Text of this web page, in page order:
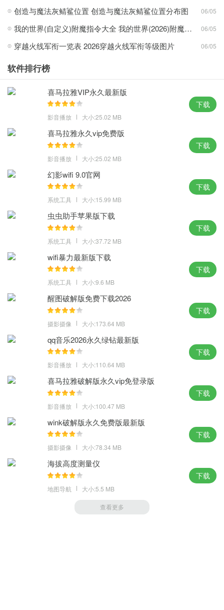
家超快速的上网体验。
浏览一点重现。
uc浏览器优势：
1、开发了许多实用而有趣的功能，设置下载和截图目录功能与下发
2、拥有界面简洁浏览速度快等功能，支持无痕浏览，根据你的兴
的交互未来。
4、云端智能压缩数据，全球速度最快的多屏浏览器，完美地继承了
UC的优秀品质和快速浏览经验。
小编点评：
在uc浏览器电脑版下载的收藏夹中有自己平时经常使用的网页，不
需要再重新输入网址，一键就能打开网页进行浏览了。
创造与魔法灰鲭鲨位置 创造与魔法灰鲭鲨位置分布图 06/05
我的世界(自定义)附魔指令大全 我的世界(2026)附魔指令代码大全 06/05
穿越火线军衔一览表 2026穿越火线军衔等级图片 06/05
软件排行榜
喜马拉雅VIP永久最新版
影音播放 大小:25.02 MB
下载
喜马拉雅永久vip免费版
影音播放 大小:25.02 MB
下载
幻影wifi 9.0官网
系统工具 大小:15.99 MB
下载
虫虫助手苹果版下载
系统工具 大小:37.72 MB
下载
wifi暴力最新版下载
系统工具 大小:9.6 MB
下载
醒图破解版免费下载2026
摄影摄像 大小:173.64 MB
下载
qq音乐2026永久绿钻最新版
影音播放 大小:110.64 MB
下载
喜马拉雅破解版永久vip免登录版
影音播放 大小:100.47 MB
下载
wink破解版永久免费版最新版
摄影摄像 大小:78.34 MB
下载
海拔高度测量仪
地图导航 大小:5.5 MB
下载
查看更多